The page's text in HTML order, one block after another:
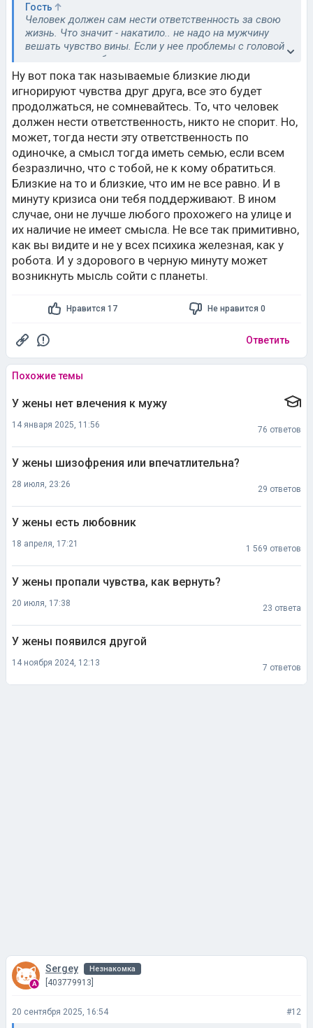
Гость
Человек должен сам нести ответственность за свою
жизнь. Что значит - накатило.. не надо на мужчину
вешать чувство вины. Если у нее проблемы с головой,
то пусть в псих больнице сидит.
Ну вот пока так называемые близкие люди
игнорируют чувства друг друга, все это будет
продолжаться, не сомневайтесь. То, что человек
должен нести ответственность, никто не спорит. Но,
может, тогда нести эту ответственность по
одиночке, а смысл тогда иметь семью, если всем
безразлично, что с тобой, не к кому обратиться.
Близкие на то и близкие, что им не все равно. И в
минуту кризиса они тебя поддерживают. В ином
случае, они не лучше любого прохожего на улице и
их наличие не имеет смысла. Не все так примитивно,
как вы видите и не у всех психика железная, как у
робота. И у здорового в черную минуту может
возникнуть мысль сойти с планеты.
Нравится 17 Не нравится 0
Ответить
Похожие темы
У жены нет влечения к мужу
14 января 2025, 11:56
76 ответов
У жены шизофрения или впечатлительна?
28 июля, 23:26
29 ответов
У жены есть любовник
18 апреля, 17:21
1 569 ответов
У жены пропали чувства, как вернуть?
20 июля, 17:38
23 ответа
У жены появился другой
14 ноября 2024, 12:13
7 ответов
Sergey Незнакомка
[403779913]
20 сентября 2025, 16:54 #12